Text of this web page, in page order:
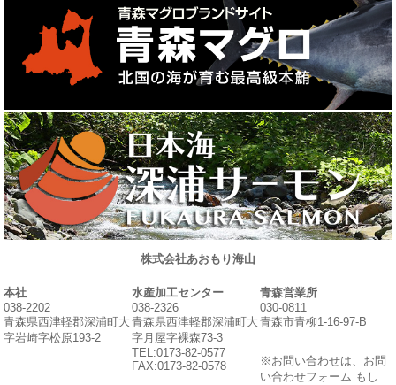
株式会社あおもり海山
本社
038-2202
青森県西津軽郡深浦町大
字岩崎字松原193-2
水産加工センター
038-2326
青森県西津軽郡深浦町大
字月屋字裸森73-3
TEL:0173-82-0577
FAX:0173-82-0578
青森営業所
030-0811
青森市青柳1-16-97-B
※お問い合わせは、お問
い合わせフォーム もし